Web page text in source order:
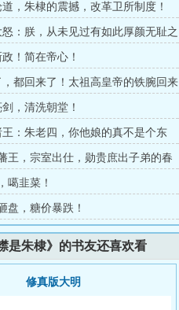
，朱棣的震撼，改革卫所制度！
：朕，从未见过有如此厚颜无耻之
！简在帝心！
都回来了！太祖高皇帝的铁腕回来
，清洗朝堂！
：朱老四，你他娘的真不是个东
王，宗室出仕，勋贵庶出子弟的春
噶韭菜！
盘，糖价暴跌！
是朱棣》的书友还喜欢看
修真版大明